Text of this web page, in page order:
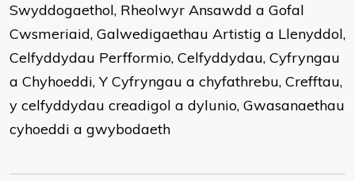
Swyddogaethol, Rheolwyr Ansawdd a Gofal
Cwsmeriaid, Galwedigaethau Artistig a Llenyddol,
Celfyddydau Perfformio, Celfyddydau, Cyfryngau
a Chyhoeddi, Y Cyfryngau a chyfathrebu, Crefftau,
y celfyddydau creadigol a dylunio, Gwasanaethau
cyhoeddi a gwybodaeth